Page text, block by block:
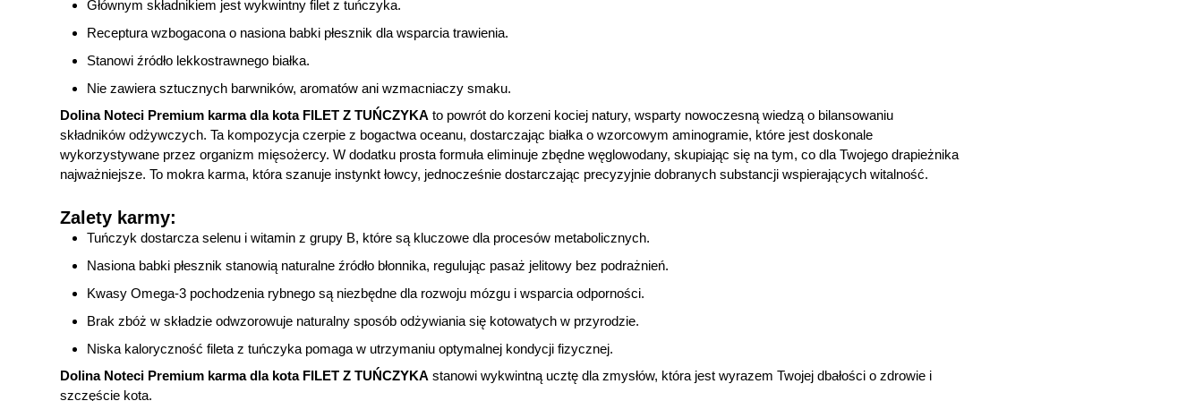
Głównym składnikiem jest wykwintny filet z tuńczyka.
Receptura wzbogacona o nasiona babki płesznik dla wsparcia trawienia.
Stanowi źródło lekkostrawnego białka.
Nie zawiera sztucznych barwników, aromatów ani wzmacniaczy smaku.
Dolina Noteci Premium karma dla kota FILET Z TUŃCZYKA to powrót do korzeni kociej natury, wsparty nowoczesną wiedzą o bilansowaniu
składników odżywczych. Ta kompozycja czerpie z bogactwa oceanu, dostarczając białka o wzorcowym aminogramie, które jest doskonale
wykorzystywane przez organizm mięsożercy. W dodatku prosta formuła eliminuje zbędne węglowodany, skupiając się na tym, co dla Twojego drapieżnika
najważniejsze. To mokra karma, która szanuje instynkt łowcy, jednocześnie dostarczając precyzyjnie dobranych substancji wspierających witalność.
Zalety karmy:
Tuńczyk dostarcza selenu i witamin z grupy B, które są kluczowe dla procesów metabolicznych.
Nasiona babki płesznik stanowią naturalne źródło błonnika, regulując pasaż jelitowy bez podrażnień.
Kwasy Omega-3 pochodzenia rybnego są niezbędne dla rozwoju mózgu i wsparcia odporności.
Brak zbóż w składzie odwzorowuje naturalny sposób odżywiania się kotowatych w przyrodzie.
Niska kaloryczność fileta z tuńczyka pomaga w utrzymaniu optymalnej kondycji fizycznej.
Dolina Noteci Premium karma dla kota FILET Z TUŃCZYKA stanowi wykwintną ucztę dla zmysłów, która jest wyrazem Twojej dbałości o zdrowie i
szczęście kota.